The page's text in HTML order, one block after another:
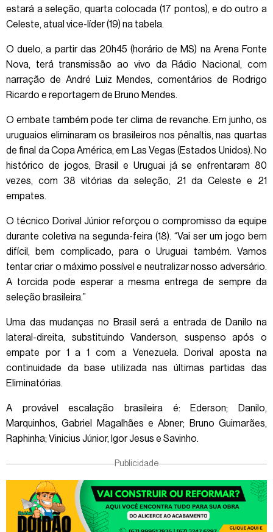
estará a seleção, quarta colocada (17 pontos), e do outro a
Celeste, atual vice-líder (19) na tabela.
O duelo, a partir das 20h45 (horário de MS) na Arena Fonte
Nova, terá transmissão ao vivo da Rádio Nacional, com
narração de André Luiz Mendes, comentários de Rodrigo
Ricardo e reportagem de Bruno Mendes.
O embate também pode ter clima de revanche. Em junho, os
uruguaios eliminaram os brasileiros nos pênaltis, nas quartas
de final da Copa América, em Las Vegas (Estados Unidos). No
histórico de jogos, Brasil e Uruguai já se enfrentaram 80
vezes, com 38 vitórias da seleção, 21 da Celeste e 21
empates.
O técnico Dorival Júnior reforçou o compromisso da equipe
durante coletiva na segunda-feira (18). “Vai ser um jogo bem
difícil, bem complicado, para o Uruguai também. Vamos
tentar criar o máximo possível e neutralizar nosso adversário.
A torcida pode esperar a mesma entrega de sempre da
seleção brasileira.”
Uma das mudanças no Brasil será a entrada de Danilo na
lateral-direita, substituindo Vanderson, suspenso após o
empate por 1 a 1 com a Venezuela. Dorival aposta na
continuidade da base utilizada nas últimas partidas das
Eliminatórias.
A provável escalação brasileira é: Ederson; Danilo,
Marquinhos, Gabriel Magalhães e Abner; Bruno Guimarães,
Raphinha; Vinicius Júnior, Igor Jesus e Savinho.
Publicidade